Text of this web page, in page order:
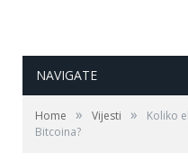
NAVIGATE
Home » Vijesti »
Koliko
Bitcoina?